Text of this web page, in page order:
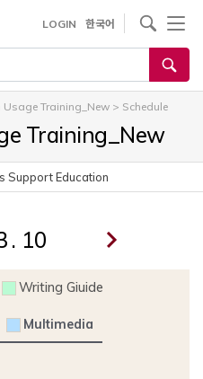
LOGIN 한국어
Training_New> Schedule
Training_New
Support Education
.
Writing Giuide
Multimedia